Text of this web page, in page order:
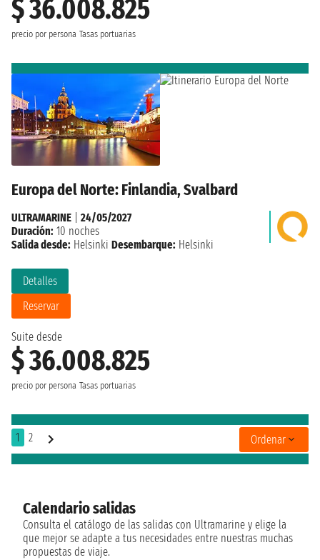
$ 36.008.825
precio por persona Tasas portuarias
Europa del Norte: Finlandia, Svalbard
Suite desde
$ 36.008.825
precio por persona Tasas portuarias
Detalles
Reservar
ULTRAMARINE
24/05/2027
Duración: 10 noches
Salida desde: Helsinki Desembarque: Helsinki
1 2 Ordenar
Calendario salidas
Consulta el catálogo de las salidas con Ultramarine y elige la
que mejor se adapte a tus necesidades entre nuestras muchas
propuestas de viaje.